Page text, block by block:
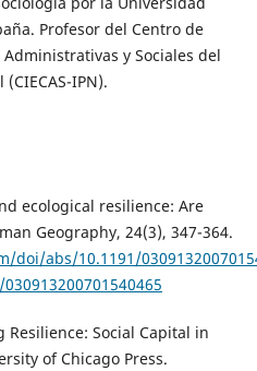
Profesor del Centro de
y Sociales del
IPN).
ecological resilience: Are
Geography, 24(3), 347-364.
doi/abs/10.1191/
Social Capital in
of Chicago Press.